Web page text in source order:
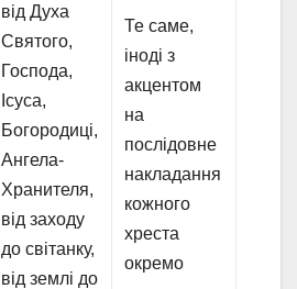
від Духа
Святого,
Господа,
Ісуса,
Богородиці,
Ангела-
Хранителя,
від заходу
до світанку,
від землі до
Те саме,
іноді з
акцентом
на
послідовне
накладання
кожного
хреста
окремо